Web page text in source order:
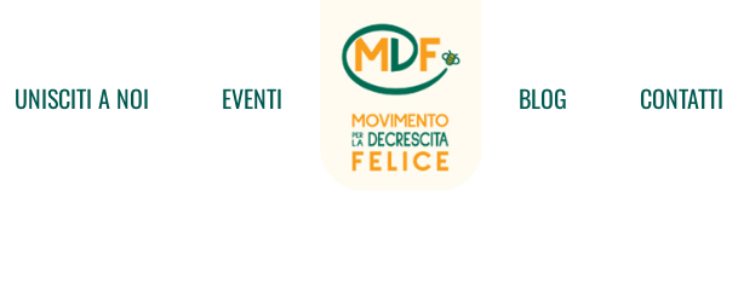
UNISCITI A NOI EVENTI BLOG CONTATTI